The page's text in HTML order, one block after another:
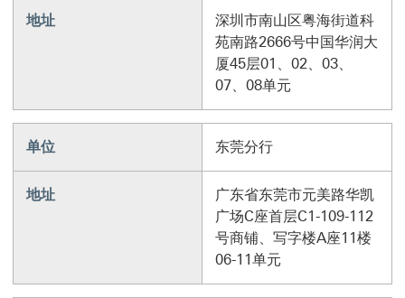
地址
深圳市南山区粤海街道科
苑南路2666号中国华润大
厦45层01、02、03、
07、08单元
单位 东莞分行
地址
广东省东莞市元美路华凯
广场C座首层C1-109-112
号商铺、写字楼A座11楼
06-11单元